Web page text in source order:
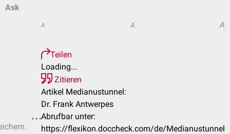
Ask
A A A
Teilen
Loading...
Zitieren
Artikel Medianustunnel:
Dr. Frank Antwerpes
Abrufbar unter:
https://flexikon.doccheck.com/de/Medianustunnel